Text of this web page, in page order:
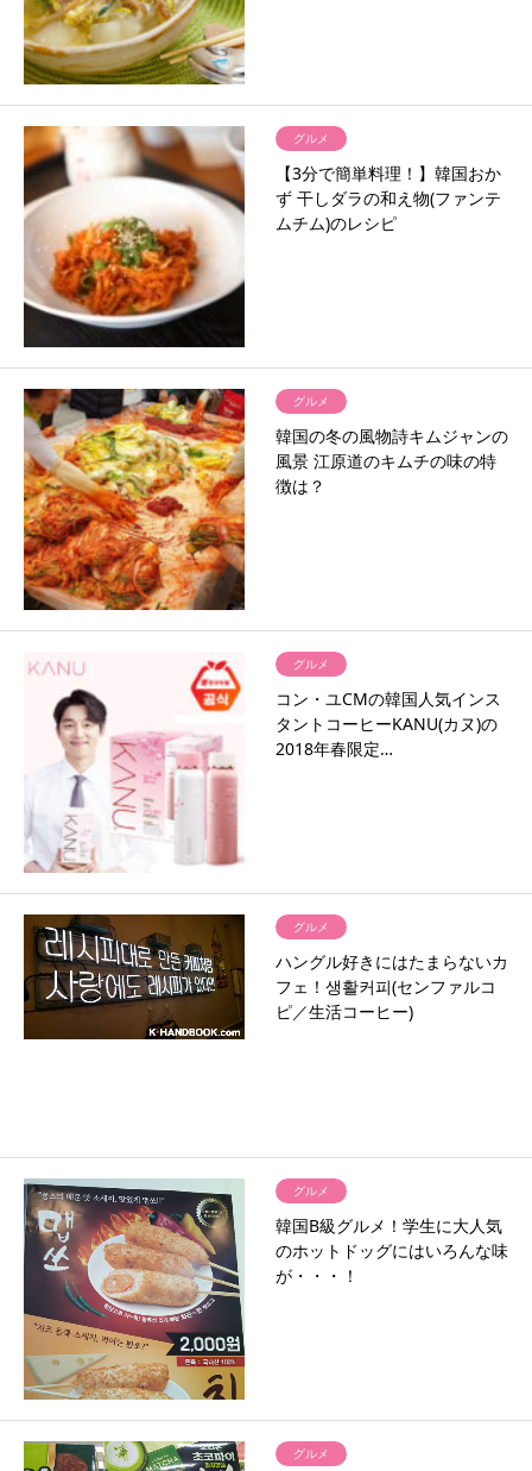
グルメ
【3分で簡単料理！】韓国おか
ず 干しダラの和え物(ファンテ
ムチム)のレシピ
グルメ
韓国の冬の風物詩キムジャンの
風景 江原道のキムチの味の特
徴は？
グルメ
コン・ユCMの韓国人気インス
タントコーヒーKANU(カヌ)の
2018年春限定…
グルメ
ハングル好きにはたまらないカ
フェ！생활커피(センファルコ
ピ／生活コーヒー)
グルメ
韓国B級グルメ！学生に大人気
のホットドッグにはいろんな味
が・・・！
グルメ